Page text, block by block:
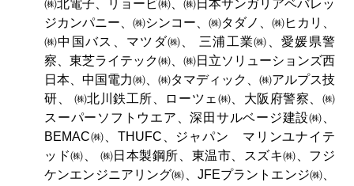
㈱北電子、リョービ㈱、㈱日本サンガリアベバレッ
ジカンパニー、㈱シンコー、㈱タダノ、㈱ヒカリ、
㈱中国バス、マツダ㈱、 三浦工業㈱、愛媛県警
察、東芝ライテック㈱、㈱日立ソリューションズ西
日本、中国電力㈱、㈱タマディック、㈱アルプス技
研、 ㈱北川鉄工所、ローツェ㈱、大阪府警察、㈱
スーパーソフトウエア、深田サルベージ建設㈱、
BEMAC㈱、THUFC、ジャパン マリンユナイテ
ッド㈱、 ㈱日本製鋼所、東温市、スズキ㈱、フジ
ケンエンジニアリング㈱、JFEプラントエンジ㈱、